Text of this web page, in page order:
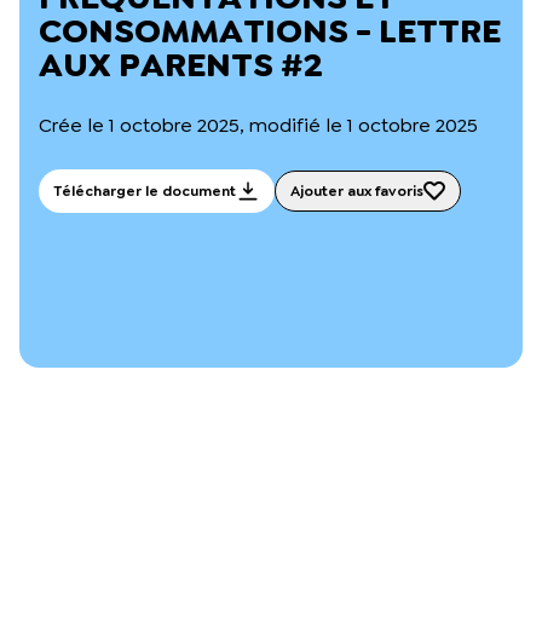
Notre documentation
Webinaires
L’équipe du Crips
Rapports d’activité et financiers
Projets réalisés avec nos partenaires
CONSOMMATIONS - LETTRE
AUX PARENTS #2
Crée le 1 octobre 2025, modifié le 1 octobre 2025
Télécharger le document Ajouter aux favoris